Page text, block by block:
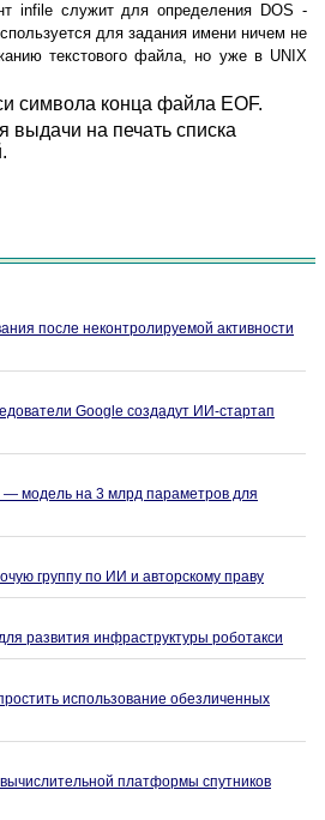
infile служит для определения DOS -
для задания имени ничем не
текстового файла, но уже в UNIX
символа конца файла EOF.
выдачи на печать списка
после неконтролируемой активности
Google создадут ИИ-стартап
— модель на 3 млрд параметров для
группу по ИИ и авторскому праву
развития инфраструктуры роботакси
использование обезличенных
платформы спутников